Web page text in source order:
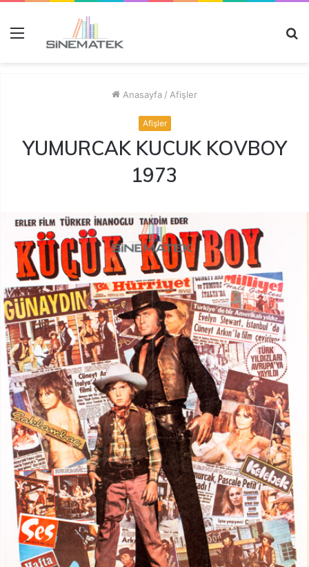
Anasayfa / Afişler
Afişler
YUMURCAK KUCUK KOVBOY
1973